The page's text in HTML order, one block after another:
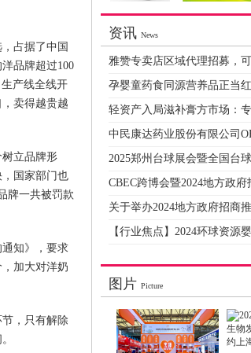
占据了中国
品牌超过100
产线全线开
卖得越贵越
立品牌形
国家部门也
牌一共被罚款
知》，要求
加大对洋奶
，只有解除
资讯 News
雅赞专卖店区域代理招募，
孕婴童药食同源营养品正当红
轻资产入局滋补膏方市场：
中民康达药业股份有限公司
2025郑州台球展会暨全国台
CBEC跨博会暨2024地方政府
关于举办2024地方政府招商
【行业焦点】2024环球资源
图片 Picture